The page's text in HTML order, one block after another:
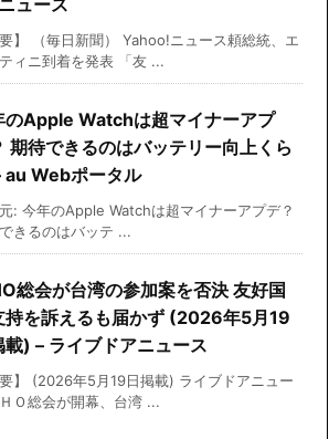
要】 （毎日新聞） Yahoo!ニュース頼総統、エ
ィニ到着を発表 「友 ...
のApple Watchは超マイナーアプ
期待できるのはバッテリー向上くら
au Webポータル
: 今年のApple Watchは超マイナーアプデ？
きるのはバッテ ...
総会が台湾の参加案を否決 友好国
持を訴えるも届かず (2026年5月19
載) – ライブドアニュース
要】 (2026年5月19日掲載) ライブドアニュー
Ｏ総会が開幕、台湾 ...